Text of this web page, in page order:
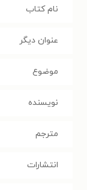
نام کتاب
عنوان دیگر
موضوع
نویسنده
مترجم
انتشارات